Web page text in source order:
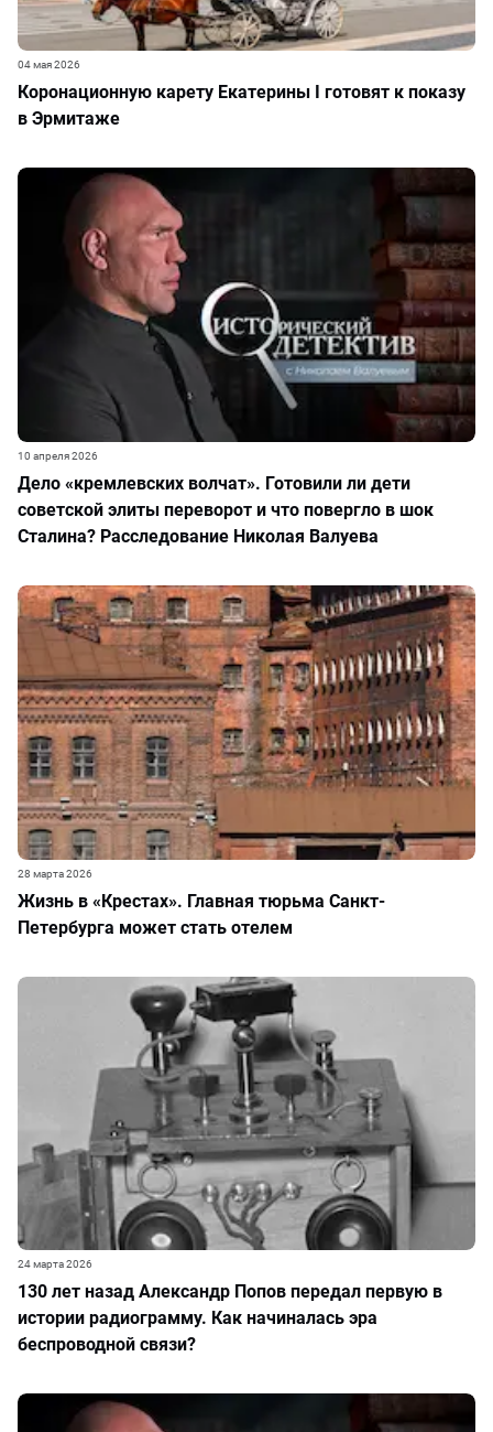
Коронационную карету Екатерины I готовят к показу
в Эрмитаже
04 мая 2026
Дело «кремлевских волчат». Готовили ли дети
советской элиты переворот и что повергло в шок
Сталина? Расследование Николая Валуева
10 апреля 2026
Жизнь в «Крестах». Главная тюрьма Санкт-
Петербурга может стать отелем
28 марта 2026
130 лет назад Александр Попов передал первую в
истории радиограмму. Как начиналась эра
беспроводной связи?
24 марта 2026